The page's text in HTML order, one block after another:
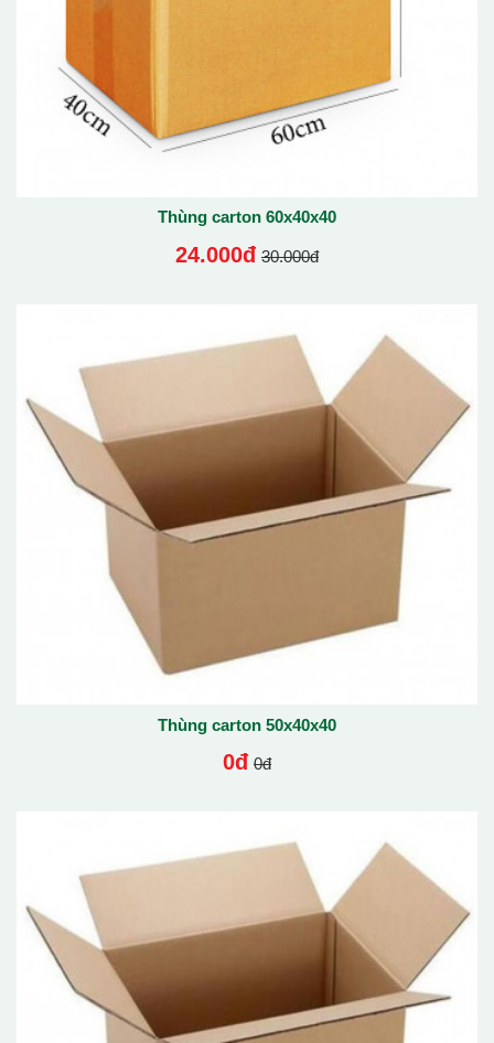
Thùng carton 60x40x40
24.000đ 30.000đ
Thùng carton 50x40x40
0đ 0đ